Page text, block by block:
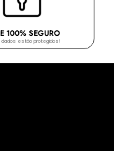
100% SEGURO
dados estão protegidos!